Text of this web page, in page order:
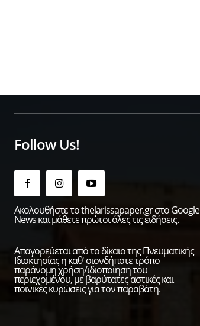
Follow Us!
Ακολουθήστε το thelarissapaper.gr στο Google
News και μάθετε πρώτοι όλες τις ειδήσεις.
Απαγορεύεται από το δίκαιο της Πνευματικής
Ιδιοκτησίας η καθ' οιονδήποτε τρόπο
παράνομη χρήση/ιδιοποίηση του
περιεχομένου, με βαρύτατες αστικές και
ποινικές κυρώσεις για τον παραβάτη.